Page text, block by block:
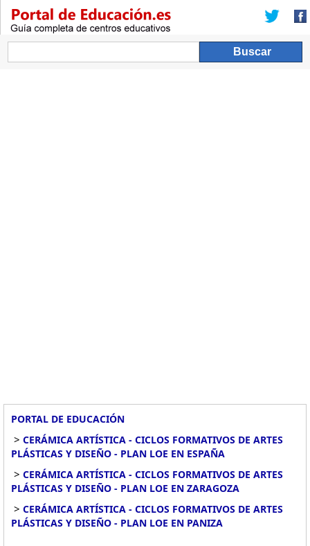
PORTAL DE EDUCACIÓN
> CERÁMICA ARTÍSTICA - CICLOS FORMATIVOS DE ARTES
PLÁSTICAS Y DISEÑO - PLAN LOE EN ESPAÑA
> CERÁMICA ARTÍSTICA - CICLOS FORMATIVOS DE ARTES
PLÁSTICAS Y DISEÑO - PLAN LOE EN ZARAGOZA
> CERÁMICA ARTÍSTICA - CICLOS FORMATIVOS DE ARTES
PLÁSTICAS Y DISEÑO - PLAN LOE EN PANIZA